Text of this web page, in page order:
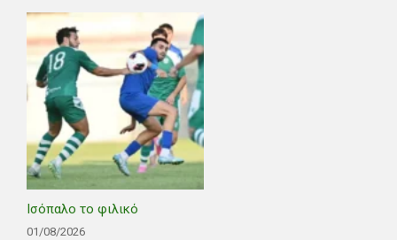
Ισόπαλο το φιλικό
01/08/2026